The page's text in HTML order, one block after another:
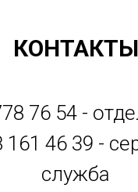
КОНТАКТЫ
76 54 -
161 46 39 -
служба